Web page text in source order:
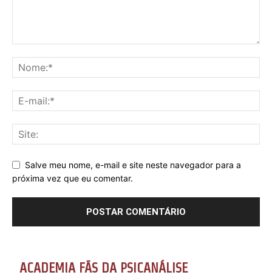
Salve meu nome, e-mail e site neste navegador para a
próxima vez que eu comentar.
ACADEMIA FÃS DA PSICANÁLISE